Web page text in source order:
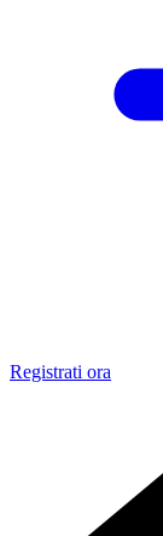
Registrati ora